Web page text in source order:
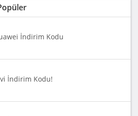
İndirim Kodu
İndirim Kodu!